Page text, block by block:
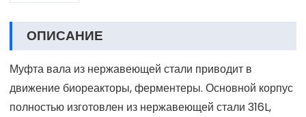
ОПИСАНИЕ
Муфта вала из нержавеющей стали приводит в
движение биореакторы, ферментеры. Основной корпус
полностью изготовлен из нержавеющей стали 316L,